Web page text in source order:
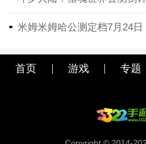
米姆米姆哈公测定档7月24
首页 游戏 专题